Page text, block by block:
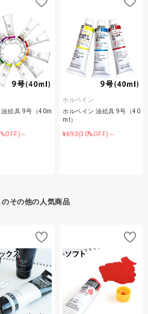
油絵具 9号（40m
～
ホルベイン
ホルベイン 油絵具 9号（40
ml）
¥693(30%OFF)～
のその他の人気商品